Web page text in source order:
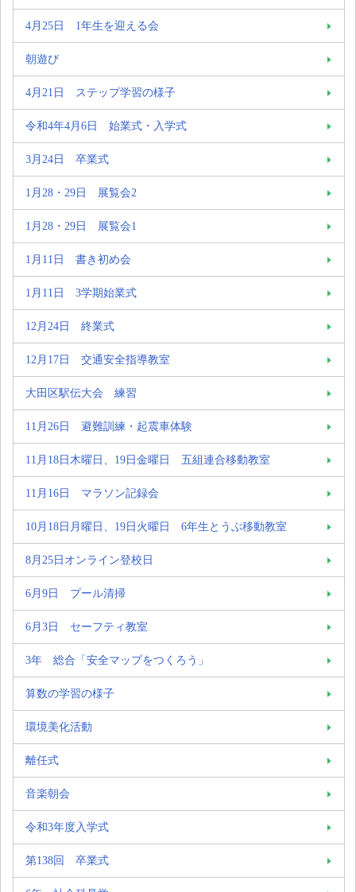
4月25日 1年生を迎える会
朝遊び
4月21日 ステップ学習の様子
令和4年4月6日 始業式・入学式
3月24日 卒業式
1月28・29日 展覧会2
1月28・29日 展覧会1
1月11日 書き初め会
1月11日 3学期始業式
12月24日 終業式
12月17日 交通安全指導教室
大田区駅伝大会 練習
11月26日 避難訓練・起震車体験
11月18日木曜日、19日金曜日 五組連合移動教室
11月16日 マラソン記録会
10月18日月曜日、19日火曜日 6年生とうぶ移動教室
8月25日オンライン登校日
6月9日 プール清掃
6月3日 セーフティ教室
3年 総合「安全マップをつくろう」
算数の学習の様子
環境美化活動
離任式
音楽朝会
令和3年度入学式
第138回 卒業式